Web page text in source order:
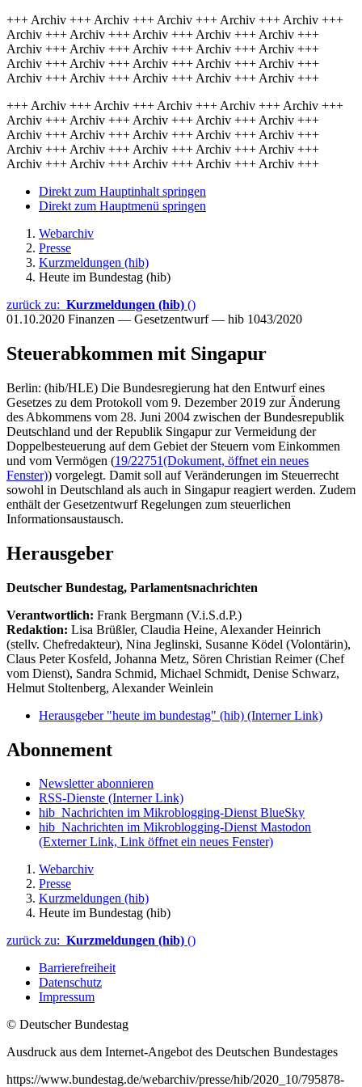
+++ Archiv +++ Archiv +++ Archiv +++ Archiv +++ Archiv +++
Archiv +++ Archiv +++ Archiv +++ Archiv +++ Archiv +++
Archiv +++ Archiv +++ Archiv +++ Archiv +++ Archiv +++
Archiv +++ Archiv +++ Archiv +++ Archiv +++ Archiv +++
Archiv +++ Archiv +++ Archiv +++ Archiv +++ Archiv +++
+++ Archiv +++ Archiv +++ Archiv +++ Archiv +++ Archiv +++
Archiv +++ Archiv +++ Archiv +++ Archiv +++ Archiv +++
Archiv +++ Archiv +++ Archiv +++ Archiv +++ Archiv +++
Archiv +++ Archiv +++ Archiv +++ Archiv +++ Archiv +++
Archiv +++ Archiv +++ Archiv +++ Archiv +++ Archiv +++
Direkt zum Hauptinhalt springen
Direkt zum Hauptmenü springen
Webarchiv
Presse
Kurzmeldungen (hib)
Heute im Bundestag (hib)
zurück zu: Kurzmeldungen (hib) ()
01.10.2020 Finanzen — Gesetzentwurf — hib 1043/2020
Steuerabkommen mit Singapur
Berlin: (hib/HLE) Die Bundesregierung hat den Entwurf eines
Gesetzes zu dem Protokoll vom 9. Dezember 2019 zur Änderung
des Abkommens vom 28. Juni 2004 zwischen der Bundesrepublik
Deutschland und der Republik Singapur zur Vermeidung der
Doppelbesteuerung auf dem Gebiet der Steuern vom Einkommen
und vom Vermögen (19/22751(Dokument, öffnet ein neues
Fenster)) vorgelegt. Damit soll auf Veränderungen im Steuerrecht
sowohl in Deutschland als auch in Singapur reagiert werden. Zudem
enthält der Gesetzentwurf Regelungen zum steuerlichen
Informationsaustausch.
Herausgeber
Deutscher Bundestag, Parlamentsnachrichten
Verantwortlich: Frank Bergmann (V.i.S.d.P.)
Redaktion: Lisa Brüßler, Claudia Heine, Alexander Heinrich
(stellv. Chefredakteur), Nina Jeglinski, Susanne Ködel (Volontärin),
Claus Peter Kosfeld, Johanna Metz, Sören Christian Reimer (Chef
vom Dienst), Sandra Schmid, Michael Schmidt, Denise Schwarz,
Helmut Stoltenberg, Alexander Weinlein
Herausgeber "heute im bundestag" (hib) (Interner Link)
Abonnement
Newsletter abonnieren
RSS-Dienste (Interner Link)
hib_Nachrichten im Mikroblogging-Dienst BlueSky
hib_Nachrichten im Mikroblogging-Dienst Mastodon
(Externer Link, Link öffnet ein neues Fenster)
Webarchiv
Presse
Kurzmeldungen (hib)
Heute im Bundestag (hib)
zurück zu: Kurzmeldungen (hib) ()
Barrierefreiheit
Datenschutz
Impressum
© Deutscher Bundestag
Ausdruck aus dem Internet-Angebot des Deutschen Bundestages
https://www.bundestag.de/webarchiv/presse/hib/2020_10/795878-